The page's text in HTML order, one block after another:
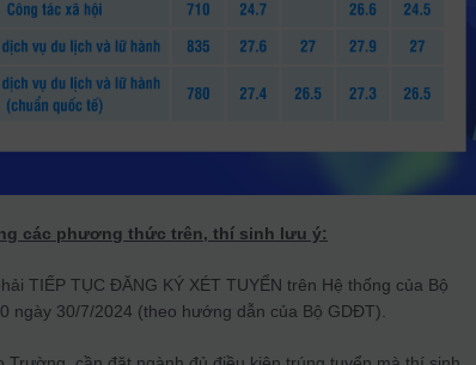
các phương thức trên, thí sinh lưu ý:
TIẾP TỤC ĐĂNG KÝ XÉT TUYỂN trên Hệ thống của Bộ
ngày 30/7/2024 (theo hướng dẫn của Bộ GDĐT).